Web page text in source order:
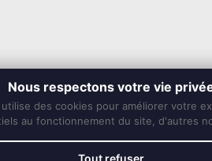
Nous respectons votre vie
des cookies pour améliorer votre
au fonctionnement du site, d'autres
Tout refuser